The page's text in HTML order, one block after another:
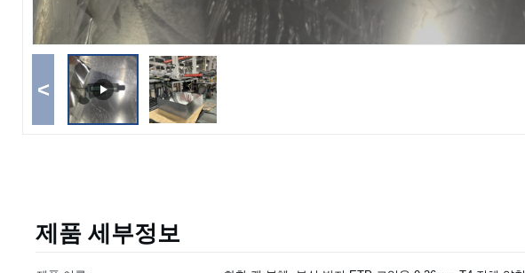
<
제품 세부정보